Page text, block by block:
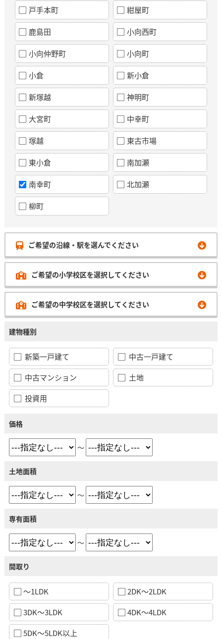
戸手本町 紺屋町
鹿島田 小向西町
小向仲野町 小向町
小倉 新小倉
新塚越 神明町
大宮町 中幸町
塚越 東古市場
東小倉 南加瀬
南幸町 北加瀬
柳町
ご希望の沿線・駅を選んでください
ご希望の小学校区を選択してください
ご希望の中学校区を選択してください
建物種別
新築一戸建て
中古一戸建て
中古マンション
土地
投資用
価格
～
土地面積
～
専有面積
～
間取り
～1LDK
2DK～2LDK
3DK～3LDK
4DK～4LDK
5DK～5LDK以上